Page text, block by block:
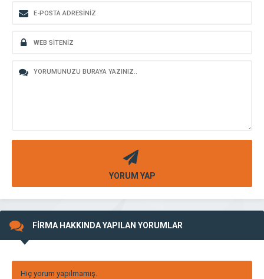
YORUM YAP
FİRMA HAKKINDA YAPILAN YORUMLAR
Hiç yorum yapılmamış.